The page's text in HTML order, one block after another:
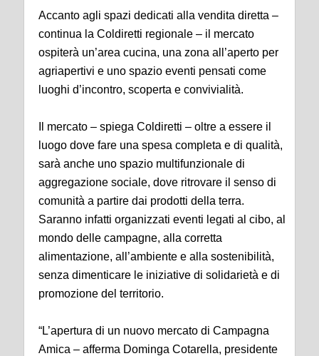
Accanto agli spazi dedicati alla vendita diretta –
continua la Coldiretti regionale – il mercato
ospiterà un’area cucina, una zona all’aperto per
agriapertivi e uno spazio eventi pensati come
luoghi d’incontro, scoperta e convivialità.
Il mercato – spiega Coldiretti – oltre a essere il
luogo dove fare una spesa completa e di qualità,
sarà anche uno spazio multifunzionale di
aggregazione sociale, dove ritrovare il senso di
comunità a partire dai prodotti della terra.
Saranno infatti organizzati eventi legati al cibo, al
mondo delle campagne, alla corretta
alimentazione, all’ambiente e alla sostenibilità,
senza dimenticare le iniziative di solidarietà e di
promozione del territorio.
“L’apertura di un nuovo mercato di Campagna
Amica – afferma Dominga Cotarella, presidente